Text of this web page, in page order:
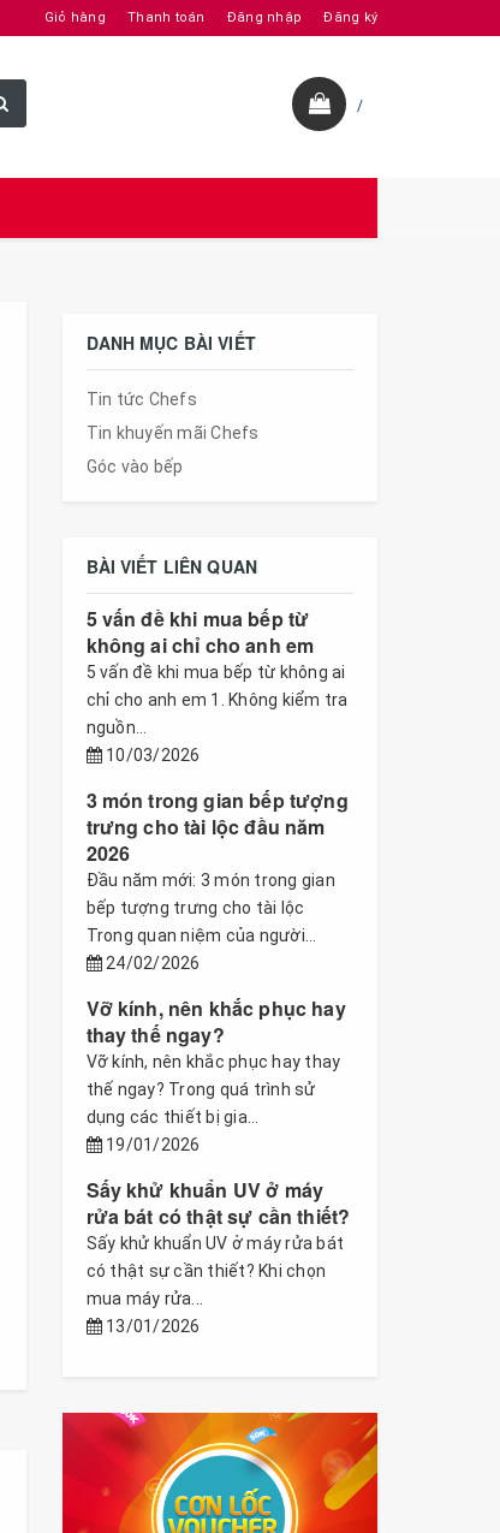
Giỏ hàng Thanh toán Đăng nhập Đăng ký
/
DANH MỤC BÀI VIẾT
Tin tức Chefs
Tin khuyến mãi Chefs
Góc vào bếp
BÀI VIẾT LIÊN QUAN
5 vấn đề khi mua bếp từ
không ai chỉ cho anh em
5 vấn đề khi mua bếp từ không ai
chỉ cho anh em 1. Không kiểm tra
nguồn...
10/03/2026
3 món trong gian bếp tượng
trưng cho tài lộc đầu năm
2026
Đầu năm mới: 3 món trong gian
bếp tượng trưng cho tài lộc
Trong quan niệm của người...
24/02/2026
Vỡ kính, nên khắc phục hay
thay thế ngay?
Vỡ kính, nên khắc phục hay thay
thế ngay? Trong quá trình sử
dụng các thiết bị gia...
19/01/2026
Sấy khử khuẩn UV ở máy
rửa bát có thật sự cần thiết?
Sấy khử khuẩn UV ở máy rửa bát
có thật sự cần thiết? Khi chọn
mua máy rửa...
13/01/2026